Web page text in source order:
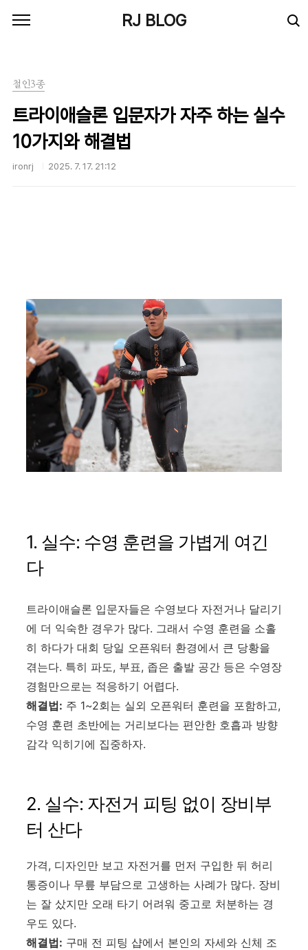
RJ BLOG
철인3종
트라이애슬론 입문자가 자주 하는 실수
10가지와 해결법
ironrj 2025. 7. 17. 21:12
1. 실수: 수영 훈련을 가볍게 여긴
다
트라이애슬론 입문자들은 수영보다 자전거나 달리기
에 더 익숙한 경우가 많다. 그래서 수영 훈련을 소홀
히 하다가 대회 당일 오픈워터 환경에서 큰 당황을
겪는다. 특히 파도, 부표, 좁은 출발 공간 등은 수영장
경험만으로는 적응하기 어렵다.
해결법: 주 1~2회는 실외 오픈워터 훈련을 포함하고,
수영 훈련 초반에는 거리보다는 편안한 호흡과 방향
감각 익히기에 집중하자.
2. 실수: 자전거 피팅 없이 장비부
터 산다
가격, 디자인만 보고 자전거를 먼저 구입한 뒤 허리
통증이나 무릎 부담으로 고생하는 사례가 많다. 장비
는 잘 샀지만 오래 타기 어려워 중고로 처분하는 경
우도 있다.
해결법: 구매 전 피팅 샵에서 본인의 자세와 신체 조